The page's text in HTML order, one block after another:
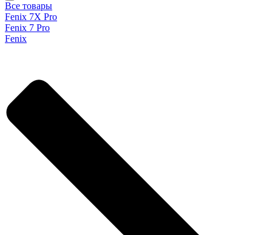
Все товары
Fenix 7X Pro
Fenix 7 Pro
Fenix